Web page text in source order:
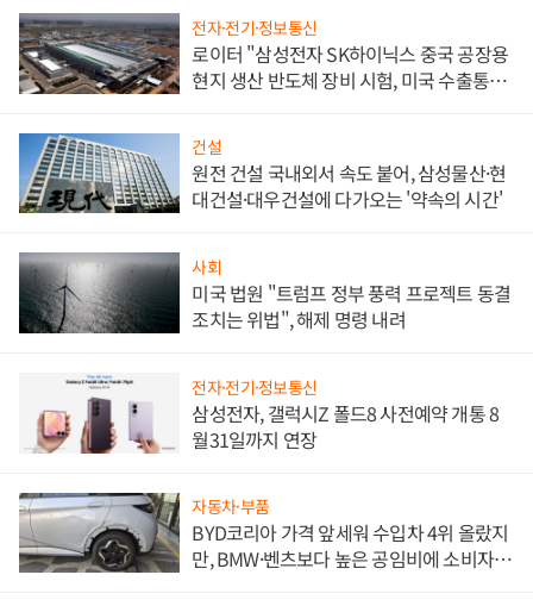
전자·전기·정보통신
로이터 "삼성전자 SK하이닉스 중국 공장용
현지 생산 반도체 장비 시험, 미국 수출통제
건설
원전 건설 국내외서 속도 붙어, 삼성물산·현
대건설·대우건설에 다가오는 '약속의 시간'
사회
미국 법원 "트럼프 정부 풍력 프로젝트 동결
조치는 위법", 해제 명령 내려
전자·전기·정보통신
삼성전자, 갤럭시Z 폴드8 사전예약 개통 8
월31일까지 연장
자동차·부품
BYD코리아 가격 앞세워 수입차 4위 올랐지
만, BMW·벤츠보다 높은 공임비에 소비자